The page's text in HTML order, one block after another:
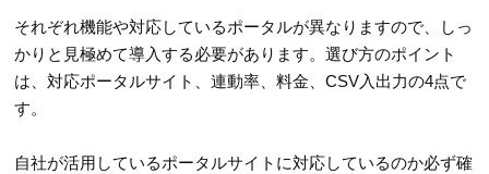
それぞれ機能や対応しているポータルが異なりますので、しっ
かりと見極めて導入する必要があります。選び方のポイント
は、対応ポータルサイト、連動率、料金、CSV入出力の4点で
す。
自社が活用しているポータルサイトに対応しているのか必ず確